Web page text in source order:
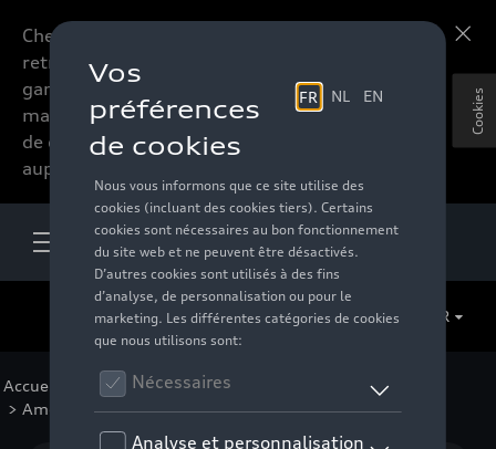
Chers accessoires-lovers,
retrouvez dorénavant toute la
gamme d’accessoires de votre
marque préférée sous forme
de catalogue à commander
auprès de votre distributeur.
FR
Accueil Pour votre Audi > Confort et protection
> Aménagement du coffre et surface de chargement
Cookies